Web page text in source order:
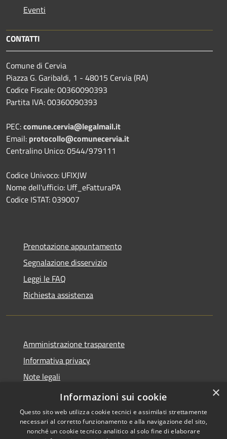
Eventi
CONTATTI
Comune di Cervia
Piazza G. Garibaldi, 1 - 48015 Cervia (RA)
Codice Fiscale: 00360090393
Partita IVA: 00360090393
PEC:comune.cervia@legalmail.it
Email: protocollo@comunecervia.it
Centralino Unico: 0544/979111
Codice Univoco: UFIXJW
Nome dell'ufficio: Uff_eFatturaPA
Codice ISTAT: 039007
Prenotazione appuntamento
Segnalazione disservizio
Leggi le FAQ
Richiesta assistenza
Amministrazione trasparente
Informativa privacy
Note legali
Dichiarazione di accessibilità
×
Informazioni sui cookie
Questo sito web utilizza cookie tecnici e assimilati strettamente
necessari al corretto funzionamento e alla navigazione del sito,
nonché un cookie tecnico analitico al solo fine di elaborare